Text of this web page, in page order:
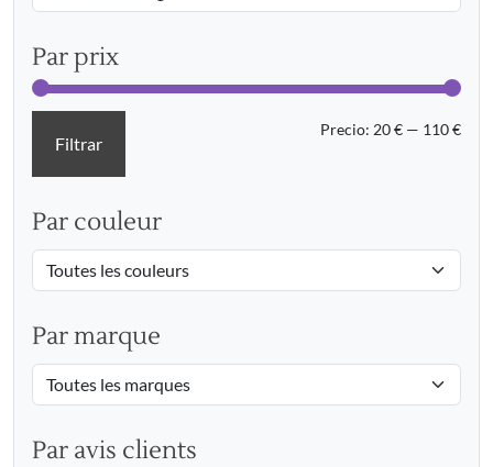
Par prix
Filtrar
Precio: 20 € — 110 €
Par couleur
Par marque
Par avis clients